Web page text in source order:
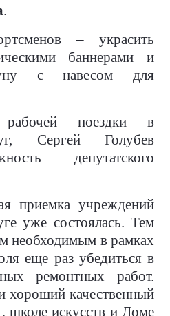
.
– украсить
баннерами и
с навесом для
поездки в
Сергей Голубев
депутатского
приемка учреждений
уже состоялась. Тем
необходимым в рамках
еще раз убедиться в
ремонтных работ.
хороший качественный
искусств и Доме